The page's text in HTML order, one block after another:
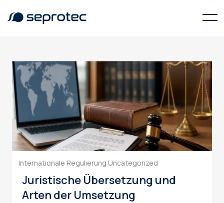
juristische Übersetzung
Internationale Regulierung Uncategorized
Juristische Übersetzung und
Arten der Umsetzung